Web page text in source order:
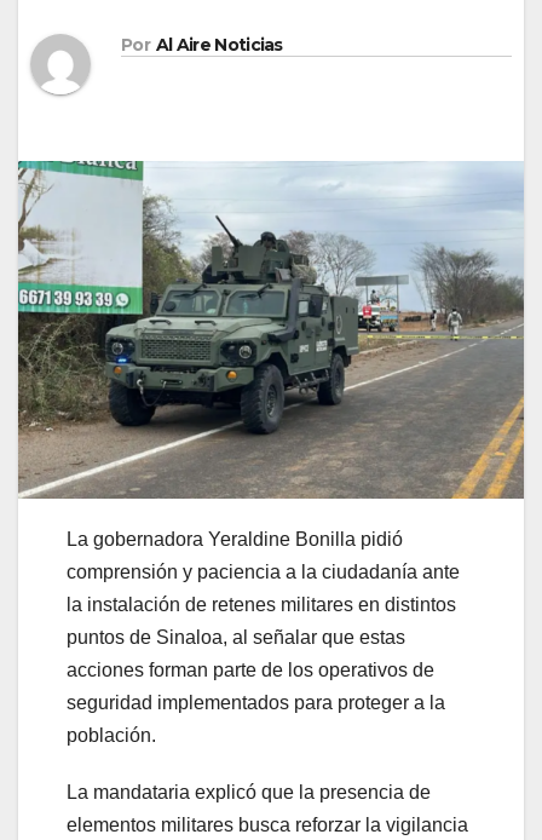
Por Al Aire Noticias
La gobernadora Yeraldine Bonilla pidió
comprensión y paciencia a la ciudadanía ante
la instalación de retenes militares en distintos
puntos de Sinaloa, al señalar que estas
acciones forman parte de los operativos de
seguridad implementados para proteger a la
población.
La mandataria explicó que la presencia de
elementos militares busca reforzar la vigilancia